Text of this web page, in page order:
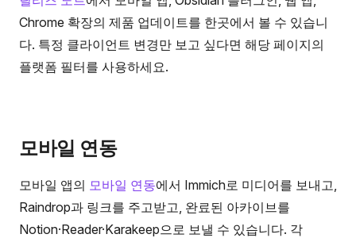
Chrome 확장의 제품 업데이트를 한곳에서 볼 수 있습니
다. 특정 클라이언트 변경만 보고 싶다면 해당 페이지의
플랫폼 필터를 사용하세요.
모바일 연동
모바일 앱의 모바일 연동에서 Immich로 미디어를 보내고,
Raindrop과 링크를 주고받고, 완료된 아카이브를
Notion·Reader·Karakeep으로 보낼 수 있습니다. 각